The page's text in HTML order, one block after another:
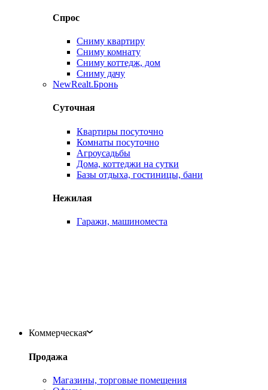
Спрос
Сниму квартиру
Сниму комнату
Сниму коттедж, дом
Сниму дачу
NewRealt.Бронь
Суточная
Квартиры посуточно
Комнаты посуточно
Агроусадьбы
Дома, коттеджи на сутки
Базы отдыха, гостиницы, бани
Нежилая
Гаражи, машиноместа
Коммерческая
Продажа
Магазины, торговые помещения